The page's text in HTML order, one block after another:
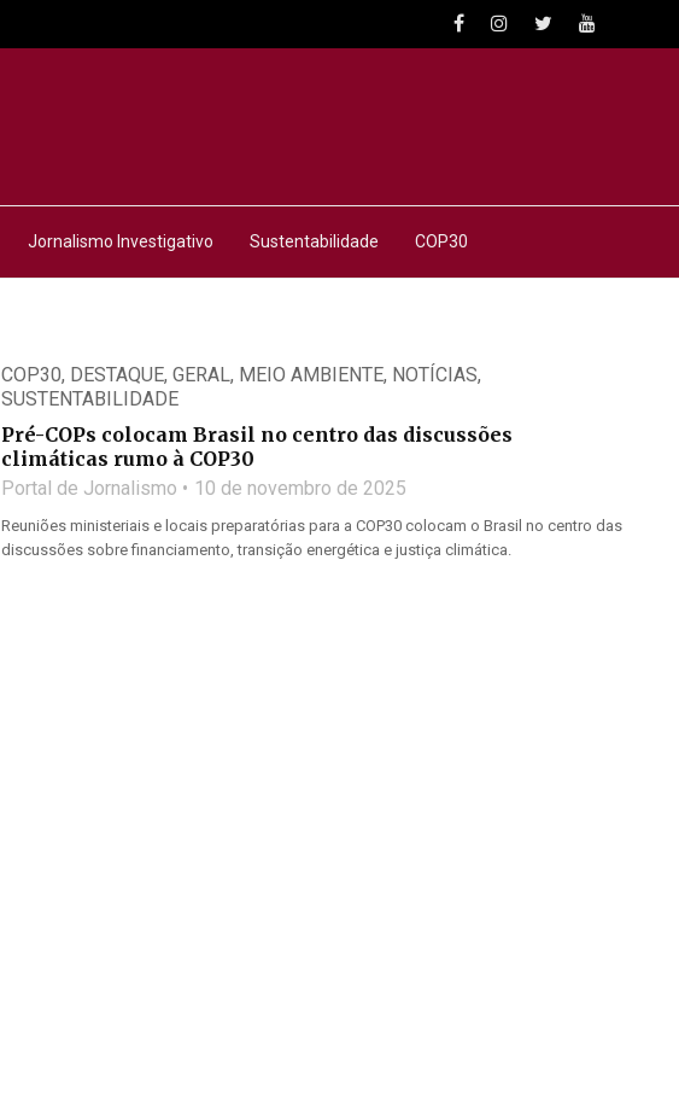
Jornalismo Investigativo Sustentabilidade COP30
COP30, DESTAQUE, GERAL, MEIO AMBIENTE, NOTÍCIAS,
SUSTENTABILIDADE
Pré-COPs colocam Brasil no centro das discussões
climáticas rumo à COP30
Portal de Jornalismo 10 de novembro de 2025
Reuniões ministeriais e locais preparatórias para a COP30 colocam o Brasil no centro das
discussões sobre financiamento, transição energética e justiça climática.